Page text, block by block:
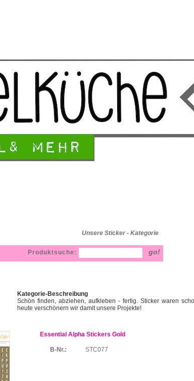
Unsere Sticker - Kategorie
Kategorie-Beschreibung
Schön finden, abziehen, aufkleben - fertig. Sticker waren
heute verschönern wir damit unsere Projekte!
Essential Alpha Stickers Gold
B-Nr.: STC077
Produktsuche: